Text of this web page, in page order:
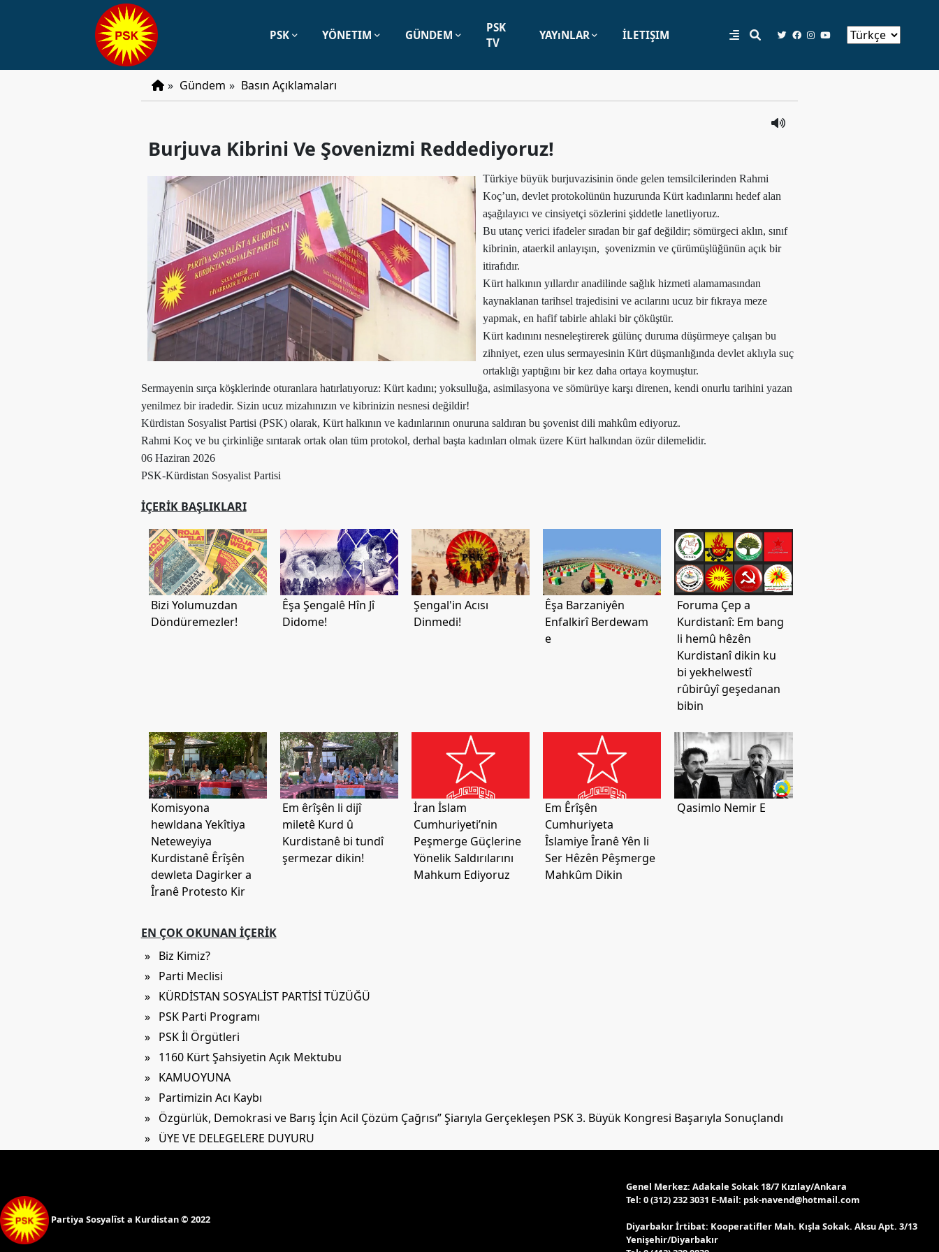
PSK YÖNETIM GÜNDEM
PSK
TV
YAYıNLAR İLETIŞIM
» Gündem » Basın Açıklamaları
Burjuva Kibrini Ve Şovenizmi Reddediyoruz!
Türkiye büyük burjuvazisinin önde gelen temsilcilerinden Rahmi
Koç’un, devlet protokolünün huzurunda Kürt kadınlarını hedef alan
aşağılayıcı ve cinsiyetçi sözlerini şiddetle lanetliyoruz.
Bu utanç verici ifadeler sıradan bir gaf değildir; sömürgeci aklın, sınıf
kibrinin, ataerkil anlayışın, şovenizmin ve çürümüşlüğünün açık bir
itirafıdır.
Kürt halkının yıllardır anadilinde sağlık hizmeti alamamasından
kaynaklanan tarihsel trajedisini ve acılarını ucuz bir fıkraya meze
yapmak, en hafif tabirle ahlaki bir çöküştür.
Kürt kadınını nesneleştirerek gülünç duruma düşürmeye çalışan bu
zihniyet, ezen ulus sermayesinin Kürt düşmanlığında devlet aklıyla suç
ortaklığı yaptığını bir kez daha ortaya koymuştur.
Sermayenin sırça köşklerinde oturanlara hatırlatıyoruz: Kürt kadını; yoksulluğa, asimilasyona ve sömürüye karşı direnen, kendi onurlu tarihini yazan
yenilmez bir iradedir. Sizin ucuz mizahınızın ve kibrinizin nesnesi değildir!
Kürdistan Sosyalist Partisi (PSK) olarak, Kürt halkının ve kadınlarının onuruna saldıran bu şovenist dili mahkûm ediyoruz.
Rahmi Koç ve bu çirkinliğe sırıtarak ortak olan tüm protokol, derhal başta kadınları olmak üzere Kürt halkından özür dilemelidir.
06 Haziran 2026
PSK-Kürdistan Sosyalist Partisi
İÇERIK BAŞLIKLARI
Bizi Yolumuzdan
Döndüremezler!
Êşa Şengalê Hîn Jî
Didome!
Şengal'in Acısı
Dinmedi!
Êşa Barzaniyên
Enfalkirî Berdewam
e
Foruma Çep a
Kurdistanî: Em bang
li hemû hêzên
Kurdistanî dikin ku
bi yekhelwestî
rûbirûyî geşedanan
bibin
Komisyona
hewldana Yekîtiya
Neteweyiya
Kurdistanê Êrîşên
dewleta Dagirker a
Îranê Protesto Kir
Em êrîşên li dijî
miletê Kurd û
Kurdistanê bi tundî
şermezar dikin!
İran İslam
Cumhuriyeti’nin
Peşmerge Güçlerine
Yönelik Saldırılarını
Mahkum Ediyoruz
Em Êrîşên
Cumhuriyeta
Îslamiye Îranê Yên li
Ser Hêzên Pêşmerge
Mahkûm Dikin
Qasimlo Nemir E
EN ÇOK OKUNAN İÇERIK
» Biz Kimiz?
» Parti Meclisi
» KÜRDİSTAN SOSYALİST PARTİSİ TÜZÜĞÜ
» PSK Parti Programı
» PSK İl Örgütleri
» 1160 Kürt Şahsiyetin Açık Mektubu
» KAMUOYUNA
» Partimizin Acı Kaybı
» Özgürlük, Demokrasi ve Barış İçin Acil Çözüm Çağrısı” Şiarıyla Gerçekleşen PSK 3. Büyük Kongresi Başarıyla Sonuçlandı
» ÜYE VE DELEGELERE DUYURU
Partiya Sosyalîst a Kurdistan © 2022
Genel Merkez: Adakale Sokak 18/7 Kızılay/Ankara
Tel: 0 (312) 232 3031 E-Mail: psk-navend@hotmail.com
Diyarbakır İrtibat: Kooperatifler Mah. Kışla Sokak. Aksu Apt. 3/13
Yenişehir/Diyarbakır